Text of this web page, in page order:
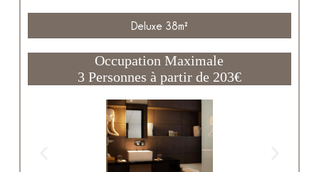
Deluxe 38m²
Occupation Maximale
3 Personnes à partir de 203€